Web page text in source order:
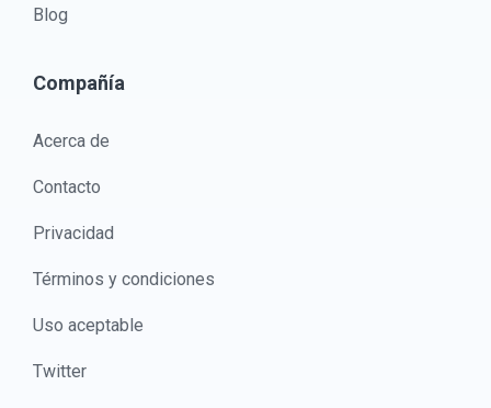
Blog
Compañía
Acerca de
Contacto
Privacidad
Términos y condiciones
Uso aceptable
Twitter